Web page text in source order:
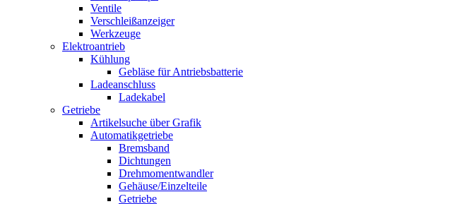
Ventile
Verschleißanzeiger
Werkzeuge
Elektroantrieb
Kühlung
Gebläse für Antriebsbatterie
Ladeanschluss
Ladekabel
Getriebe
Artikelsuche über Grafik
Automatikgetriebe
Bremsband
Dichtungen
Drehmomentwandler
Gehäuse/Einzelteile
Getriebe